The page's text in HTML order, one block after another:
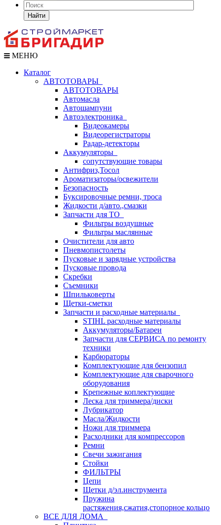
Найти
МЕНЮ
Каталог
АВТОТОВАРЫ
АВТОТОВАРЫ
Автомасла
Автошампуни
Автоэлектроника
Видеокамеры
Видеорегистраторы
Радар-детекторы
Аккумуляторы
сопутствующие товары
Антифриз,Тосол
Ароматизаторы/освежители
Безопасность
Буксировочные ремни, троса
Жидкости д/авто.,смазки
Запчасти для ТО
Фильтры воздушные
Фильтры маслянные
Очистители для авто
Пневмопистолеты
Пусковые и зарядные устройства
Пусковые провода
Скребки
Съемники
Шпильковерты
Щетки-сметки
Запчасти и расходные материалы
STIHL расходные материалы
Аккумуляторы/Батареи
Запчасти для СЕРВИСА по ремонту
техники
Карбюраторы
Комплектующие для бензопил
Комплектующие для сварочного
оборудования
Крепежные коплектующие
Леска для триммера/диски
Лубрикатор
Масла/Жидкости
Ножи для триммера
Расходники для компрессоров
Ремни
Свечи зажигания
Стойки
ФИЛЬТРЫ
Цепи
Щетки д/эл.инструмента
Пружина
растяжения,сжатия,стопорное кольцо
ВСЕ ДЛЯ ДОМА